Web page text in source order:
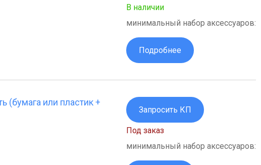
В наличии
минимальный набор аксессуаров:
Подробнее
Запросить КП
Под заказ
минимальный набор аксессуаров:
(бумага или пластик +